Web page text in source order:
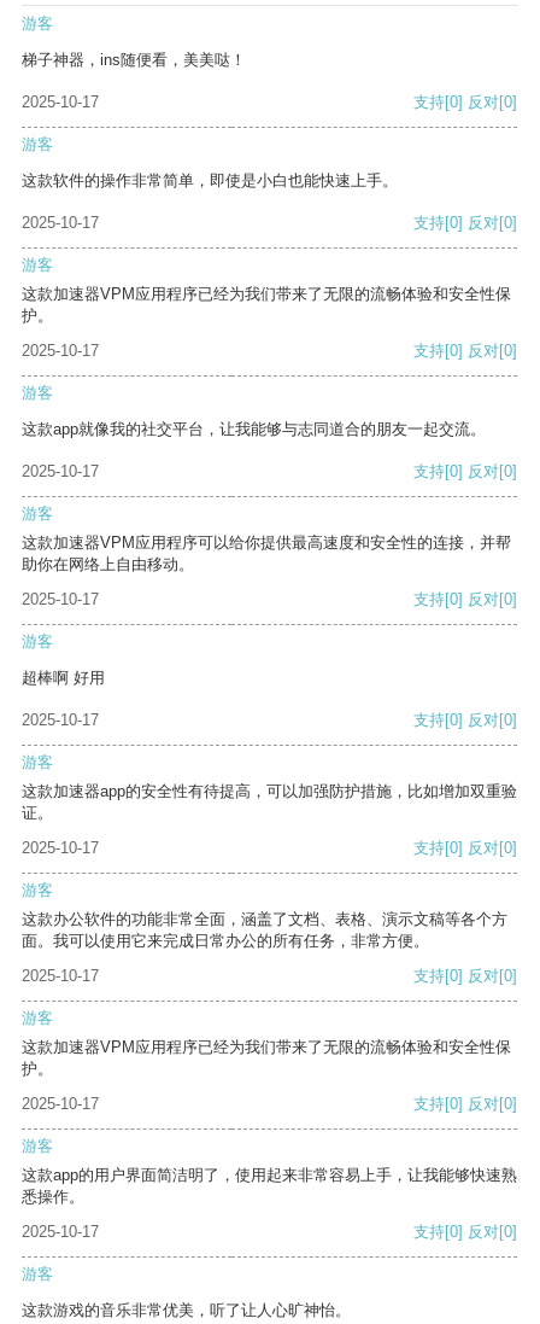
游客
梯子神器，ins随便看，美美哒！
2025-10-17 支持[0] 反对[0]
游客
这款软件的操作非常简单，即使是小白也能快速上手。
2025-10-17 支持[0] 反对[0]
游客
这款加速器VPM应用程序已经为我们带来了无限的流畅体验和安全性保
护。
2025-10-17
支持[0] 反对[0]
游客
这款app就像我的社交平台，让我能够与志同道合的朋友一起交流。
2025-10-17 支持[0] 反对[0]
游客
这款加速器VPM应用程序可以给你提供最高速度和安全性的连接，并帮
助你在网络上自由移动。
2025-10-17
支持[0] 反对[0]
游客
超棒啊 好用
2025-10-17 支持[0] 反对[0]
游客
这款加速器app的安全性有待提高，可以加强防护措施，比如增加双重验
证。
2025-10-17
支持[0] 反对[0]
游客
这款办公软件的功能非常全面，涵盖了文档、表格、演示文稿等各个方
面。我可以使用它来完成日常办公的所有任务，非常方便。
2025-10-17
支持[0] 反对[0]
游客
这款加速器VPM应用程序已经为我们带来了无限的流畅体验和安全性保
护。
2025-10-17
支持[0] 反对[0]
游客
这款app的用户界面简洁明了，使用起来非常容易上手，让我能够快速熟
悉操作。
2025-10-17
支持[0] 反对[0]
游客
这款游戏的音乐非常优美，听了让人心旷神怡。